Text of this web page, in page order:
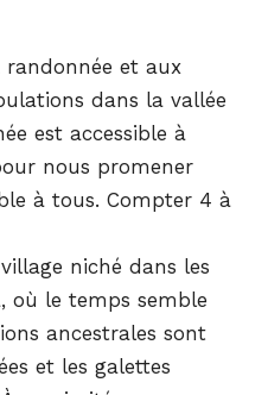
randonnée et aux
dans la vallée
est accessible à
nous promener
à tous. Compter 4 à
niché dans les
où le temps semble
ancestrales sont
et les galettes